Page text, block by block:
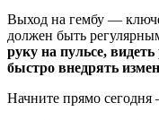
Выход на гембу —
должен быть
руку на пульсе,
быстро внедрять
Начните прямо сегодня